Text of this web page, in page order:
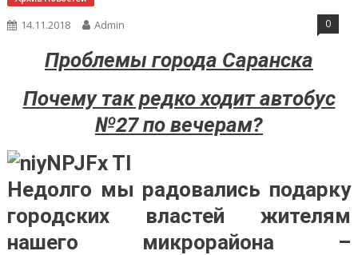
14.11.2018 Admin 0
Проблемы города Саранска
Почему так редко ходит автобус
№27 по вечерам?
Недолго мы радовались подарку
городских властей жителям
нашего микрорайона –